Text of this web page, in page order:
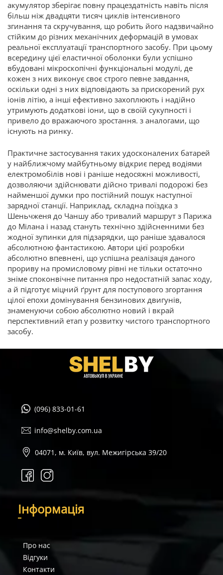
акумулятор зберігає повну працездатність навіть після
більш ніж двадцяти тисяч циклів інтенсивного
згинання та скручування, що робить його надзвичайно
стійким до різних механічних деформацій в умовах
реальної експлуатації транспортного засобу. При цьому
всередину цієї еластичної оболонки були успішно
вбудовані мікроскопічні функціональні модулі, де
кожен з них виконує своє строго певне завдання,
оскільки одні з них відповідають за прискорений рух
іонів літію, а інші ефективно захоплюють і надійно
утримують додаткові іони, що в своїй сукупності і
привело до вражаючого зростання. з аналогами, що
існують на ринку.
Практичне застосування таких удосконалених батарей
у найближчому майбутньому відкриє перед водіями
електромобілів нові і раніше недосяжні можливості,
дозволяючи здійснювати дійсно тривалі подорожі без
найменшої думки про постійний пошук наступної
зарядної станції. Наприклад, складна поїздка з
Шеньчженя до Чаншу або тривалий маршрут з Парижа
до Мілана і назад стануть технічно здійсненними без
жодної зупинки для підзарядки, що раніше здавалося
абсолютною фантастикою. Автори цієї розробки
абсолютно впевнені, що успішна реалізація даного
прориву на промисловому рівні не тільки остаточно
зніме споконвічне питання про недостатній запас ходу,
а й підготує міцний ґрунт для поступового згортання
цілої епохи домінування бензинових двигунів,
знаменуючи собою абсолютно новий і вкрай
перспективний етап у розвитку чистого транспортного
засобу.
(096) 833-01-61
info@shelby.com.ua
04071, м. Київ, вул. Межигірська 39/20
Інформація
Про нас
Відгуки
Контакти